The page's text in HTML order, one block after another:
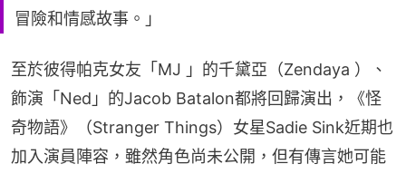
冒險和情感故事。」
至於彼得帕克女友「MJ 」的千黛亞（Zendaya ）、
飾演「Ned」的Jacob Batalon都將回歸演出，《怪
奇物語》（Stranger Things）女星Sadie Sink近期也
加入演員陣容，雖然角色尚未公開，但有傳言她可能